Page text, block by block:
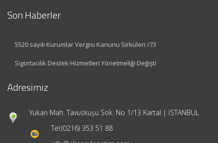
Son Haberler
5520 sayılı Kurumlar Vergisi Kanunu Sirküleri /73
Sigortacılık Destek Hizmetleri Yönetmeliği Değişti
Adresimiz
Yukarı Mah. Tavuskuşu Sok. No 1/13 Kartal | İSTANBUL
Tel:(0216) 353 51 88